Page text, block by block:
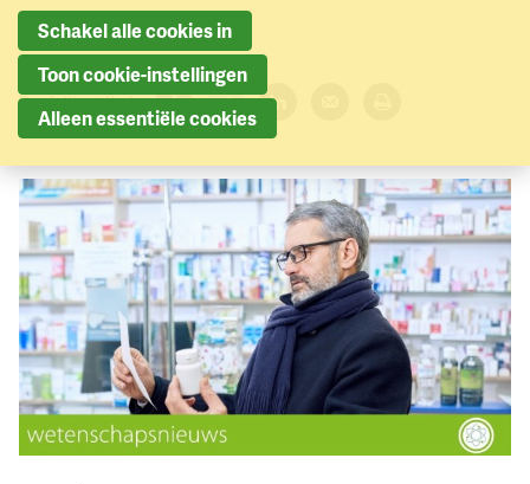
22 februari 2023
Deel dit artikel:
Facebook
Twitter
Schakel alle cookies in
Toon cookie-instellingen
Alleen essentiële cookies